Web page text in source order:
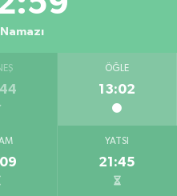
ÖĞLE
13:02
YATSI
21:45